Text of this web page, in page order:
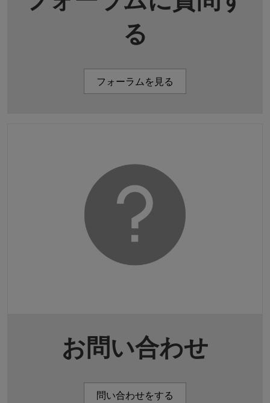
る
フォーラムを見る
お問い合わせ
問い合わせをする